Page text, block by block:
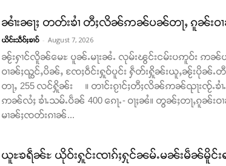
ၼၢႆးၼႃႈ တတ်းၶၢႆ တီႈလိၼ်ဢၼ်ပၼ်တႃႇ ၵူၼ်းဝၢ
ယိင်းသဵဝ်ႈၶၢဝ် - August 7, 2026
ၼႂ်းႁၢင်လိူၼ်မေႊ ပူၼ်ႉမႃးၼႆႉ လုမ်းၽွင်းငမ်းပဢူဝ်း ဢၼ်
ဝၢၼ်ႈၺွင်ႇပိၼ်ႇ ၸႄႈဝဵင်းႁူဝ်ပူင်း ႁဵတ်းႁိူၼ်းယူႇၼႂ်းပိုၼ်ႉ
တႃႇ 255 လင်ႁိူၼ်း ။ တၢင်းၵႂၢင်ႈတီႈလိၼ်ဢၼ်ၺႃးၸႂ်ႉၶၢႆ
ဢၼ်လႆႈ ၶၢႆႉသမ်ႉပဵၼ် 400 ၵေႃႉ- ဝႃႈၼႆ။ တွၼ်ႈတႃႇၵူၼ်း
မၢၼ်ႈၸတ်းၵၢၼ်...
ယူႊၶရဵၼ်ႊ ယိုဝ်းႁူင်းၸၢၵ်ႈႁုင်ၼမ်ႉမၼ်းမဵၼ်မိူင်း